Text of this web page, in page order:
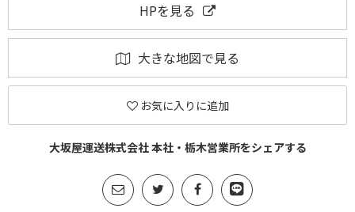
HPを見る
大きな地図で見る
お気に入りに追加
大坂屋運送株式会社 本社・栃木営業所をシェアする